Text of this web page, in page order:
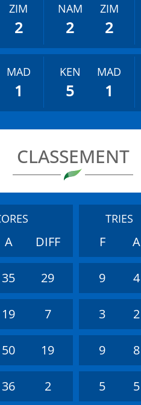
ZIM
2
NAM ZIM
2 2
MAD
1
KEN MAD
5 1
CLASSEMENT
TRIES
A DIFF F A
35 29 9 4
19 7 3 2
50 19 9 8
36 2 5 5